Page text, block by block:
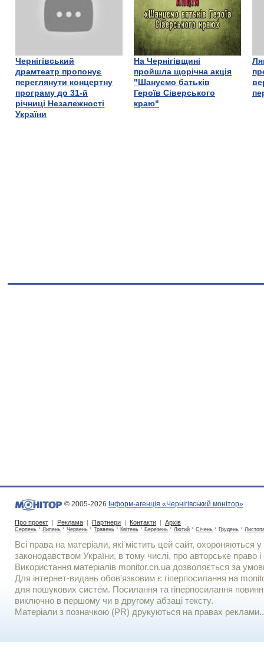
Чернігівський
драмтеатр пропонує
переглянути концертну
програму до 31-й
річниці Незалежності
України
На Чернігівщині
пройшла щорічна акція
"Шануємо батьків
Героїв Сіверського
краю"
© 2005-2026 Інформ-агенція «Чернігівський монітор»
Про проект | Реклама | Партнери | Контакти | Архів :
Серпень * Липень * Червень * Травень * Квітень * Березень * Лютий * Січень * Грудень *
Всі права на матеріали, які містить цей сайт, охороняються у
законодавством України, в тому числі, про авторське право і
Використання матерiалiв monitor.cn.ua дозволяється за
Для iнтернет-видань обов'язковим є гiперпосилання на
для пошукових систем. Посилання та гіперпосилання
виключно в першому чи в другому абзаці тексту.
Матеріали з позначкою (PR) друкуються на правах реклами..